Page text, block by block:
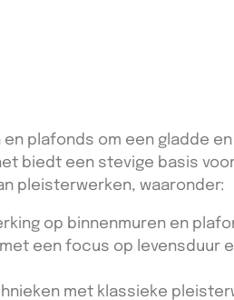
plafonds om een gladde
biedt een stevige basis
pleisterwerken, waaronder:
op binnenmuren en
een focus op levensduur
met klassieke